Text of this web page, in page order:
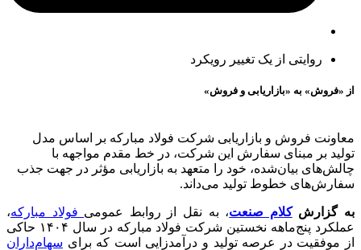
روایتی از یک تغییر رویکرد
از «فروش» به «بازاریابی و فروش»
معاونت فروش و بازاریابی شرکت فولاد مبارکه بر اساس مدل
تولید بر مبنای سفارش این شرکت، در خط مقدم مواجهه با
چالش‌های بیان‌شده، خود را متعهد به بازاریابی مؤثر در جهت جذب
سفارش‌های خطوط تولید می‌داند.
به گزارشکلام صنعت، به نقل از روابط عمومی فولاد مبارکه،
عملکرد پنج‌ماهه نخستین شرکت فولاد مبارکه در سال ۱۴۰۴ حاکی
از موفقیت در عرصه تولید و درآمدزایی است که برای سهام‌داران